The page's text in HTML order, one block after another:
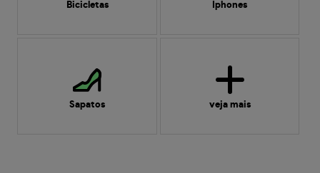
Bicicletas Iphones
Sapatos veja mais